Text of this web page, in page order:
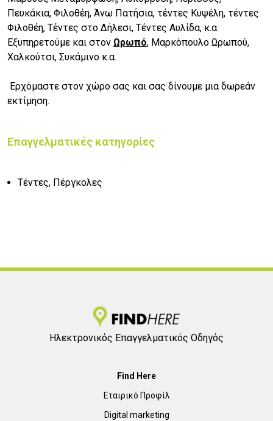
Πευκάκια, Φιλοθέη, Άνω Πατήσια, τέντες Κυψέλη, τέντες
Φιλοθέη, Τέντες στο Δήλεσι, Τέντες Αυλίδα, κ.α
Εξυπηρετούμε και στον Ωρωπό, Μαρκόπουλο Ωρωπού,
Χαλκούτσι, Συκάμινο κ.α.
Ερχόμαστε στον χώρο σας και σας δίνουμε μια δωρεάν
εκτίμηση.
Επαγγελματικές κατηγορίες
Τέντες, Πέργκολες
Ηλεκτρονικός Επαγγελματικός Οδηγός
Find Here
Εταιρικό Προφίλ
Digital marketing